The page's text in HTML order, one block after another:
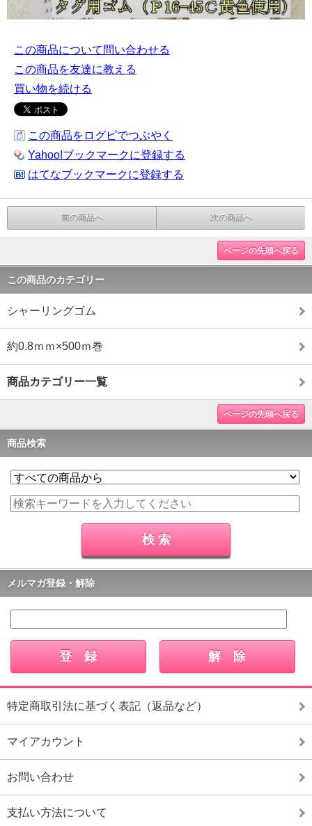
この商品について問い合わせる
この商品を友達に教える
買い物を続ける
この商品をログピでつぶやく
Yahoo!ブックマークに登録する
はてなブックマークに登録する
前の商品へ 次の商品へ
ページの先頭へ戻る
この商品のカテゴリー
シャーリングゴム
約0.8ｍｍ×500ｍ巻
商品カテゴリー一覧
ページの先頭へ戻る
商品検索
メルマガ登録・解除
特定商取引法に基づく表記（返品など）
マイアカウント
お問い合わせ
支払い方法について